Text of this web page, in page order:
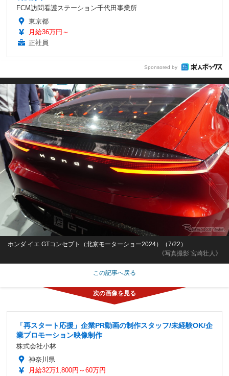
FCM訪問看護ステーション千代田事業所
東京都
月給36万円～
正社員
Sponsored by
《写真撮影 宮崎壮人》
ホンダ イエ GTコンセプト（北京モーターショー2024）（7/22）
この記事へ戻る
「再スタート応援」企業PR動画の制作スタッフ/未経験OK/企
業プロモーション映像制作
株式会社小林
神奈川県
月給32万1,800円～60万円